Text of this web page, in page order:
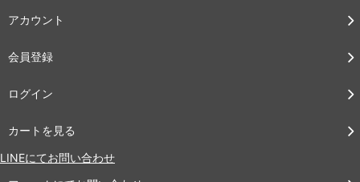
アカウント
会員登録
ログイン
カートを見る
LINEにてお問い合わせ